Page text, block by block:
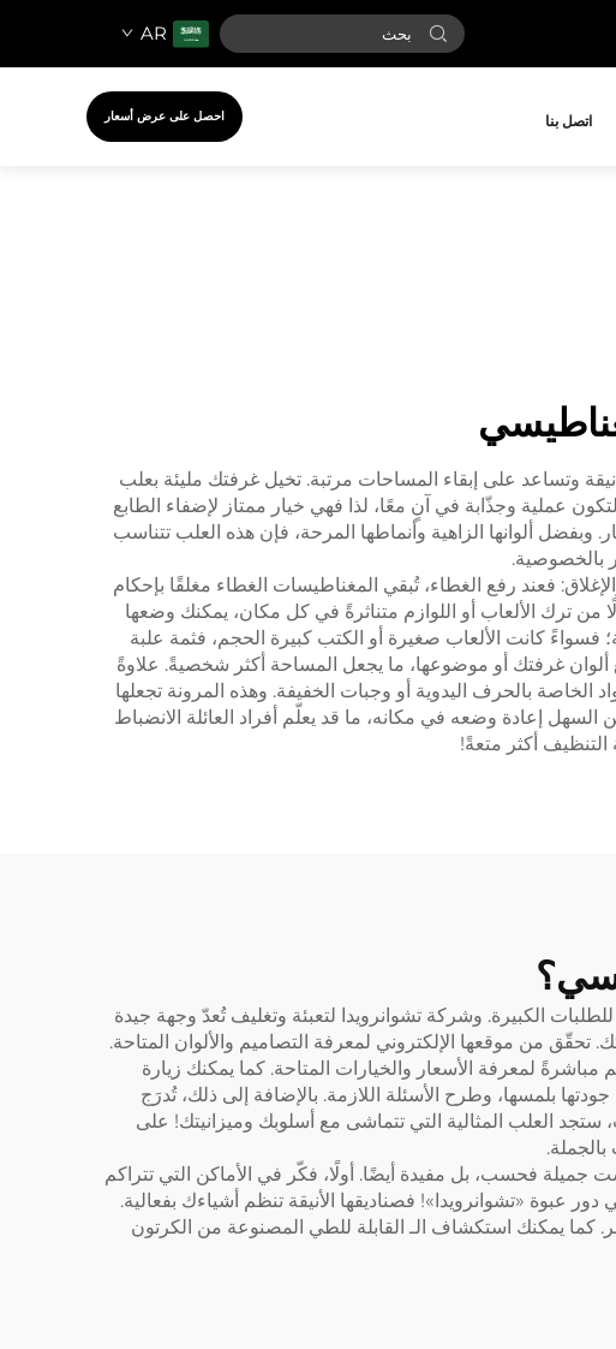
AR
اتصل بنا احصل على عرض أسعار
وتساعد على إبقاء المساحات مرتبة. تخيل غرفتك مليئة بعلب
عملية وجذّابة في آنٍ معًا، لذا فهي خيار ممتاز لإضفاء الطابع
ألوانها الزاهية وأنماطها المرحة، فإن هذه العلب تتناسب
بالخصوصية.
فعند رفع الغطاء، تُبقي المغناطيسات الغطاء مغلقًا بإحكام
من ترك الألعاب أو اللوازم متناثرةً في كل مكان، يمكنك وضعها
كانت الألعاب صغيرة أو الكتب كبيرة الحجم، فثمة علبة
غرفتك أو موضوعها، ما يجعل المساحة أكثر شخصيةً. علاوةً
بالحرف اليدوية أو وجبات الخفيفة. وهذه المرونة تجعلها
إعادة وضعه في مكانه، ما قد يعلّم أفراد العائلة الانضباط
أكثر متعةً!
الكبيرة. وشركة تشوانرويدا لتعبئة وتغليف تُعدّ وجهة جيدة
من موقعها الإلكتروني لمعرفة التصاميم والألوان المتاحة.
لمعرفة الأسعار والخيارات المتاحة. كما يمكنك زيارة
بلمسها، وطرح الأسئلة اللازمة. بالإضافة إلى ذلك، تُدرَج
العلب المثالية التي تتماشى مع أسلوبك وميزانيتك! على
بالجملة.
جميلة فحسب، بل مفيدة أيضًا. أولًا، فكّر في الأماكن التي تتراكم
عبوة «تشوانرويدا»! فصناديقها الأنيقة تنظم أشياءك بفعالية.
كما يمكنك استكشاف الـ القابلة للطي المصنوعة من الكرتون